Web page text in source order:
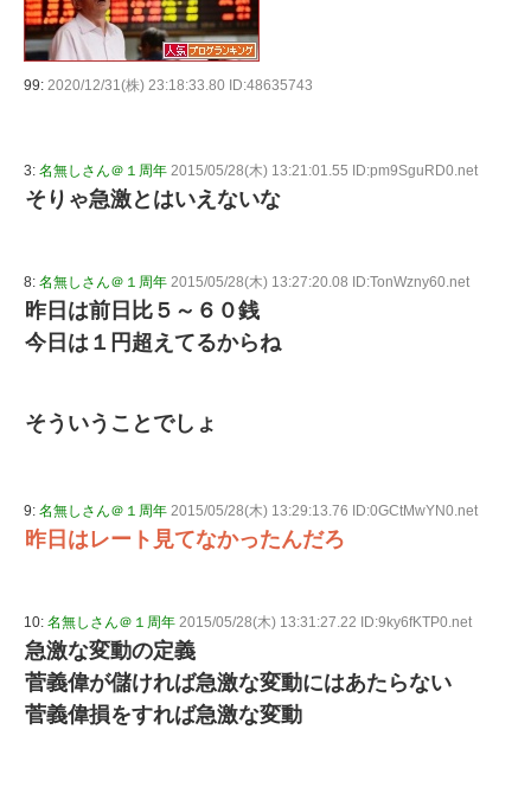
99: 2020/12/31(株) 23:18:33.80 ID:48635743
3: 名無しさん＠１周年 2015/05/28(木) 13:21:01.55 ID:pm9SguRD0.net
そりゃ急激とはいえないな
8: 名無しさん＠１周年 2015/05/28(木) 13:27:20.08 ID:TonWzny60.net
昨日は前日比５～６０銭
今日は１円超えてるからね
そういうことでしょ
9: 名無しさん＠１周年 2015/05/28(木) 13:29:13.76 ID:0GCtMwYN0.net
昨日はレート見てなかったんだろ
10: 名無しさん＠１周年 2015/05/28(木) 13:31:27.22 ID:9ky6fKTP0.net
急激な変動の定義
菅義偉が儲ければ急激な変動にはあたらない
菅義偉損をすれば急激な変動